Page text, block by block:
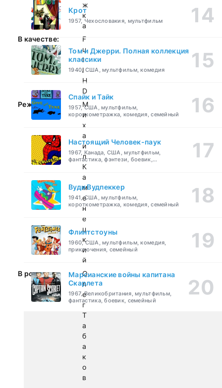
ж
к
а
В качестве:
F
u
l
l
H
D
Режиссер:
М
и
х
а
и
л
К
а
м
е
н
е
ц
к
и
й
В ролях:
О
л
е
г
Т
а
б
а
к
о
в
Крот
1957, Чехословакия, мультфильм
Том и Джерри. Полная коллекция
классики
1940, США, мультфильм, комедия
Спайк и Тайк
1957, США, мультфильм,
короткометражка, комедия, семейный
Настоящий Человек-паук
1967, Канада, США, мультфильм,
фантастика, фэнтези, боевик,
приключения, семейный
Вуди Вудпеккер
1941, США, мультфильм,
короткометражка, комедия, семейный
Флинтстоуны
1960, США, мультфильм, комедия,
приключения, семейный
Марсианские войны капитана
Скарлета
1967, Великобритания, мультфильм,
фантастика, боевик, семейный